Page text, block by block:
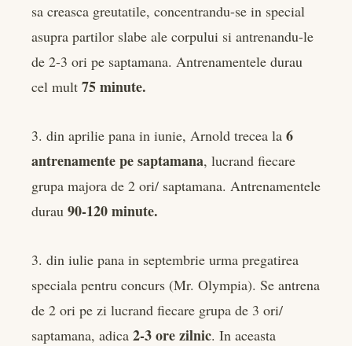
sa creasca greutatile, concentrandu-se in special
asupra partilor slabe ale corpului si antrenandu-le
de 2-3 ori pe saptamana. Antrenamentele durau
cel mult 75 minute.
3. din aprilie pana in iunie, Arnold trecea la 6
antrenamente pe saptamana, lucrand fiecare
grupa majora de 2 ori/ saptamana. Antrenamentele
durau 90-120 minute.
3. din iulie pana in septembrie urma pregatirea
speciala pentru concurs (Mr. Olympia). Se antrena
de 2 ori pe zi lucrand fiecare grupa de 3 ori/
saptamana, adica 2-3 ore zilnic. In aceasta